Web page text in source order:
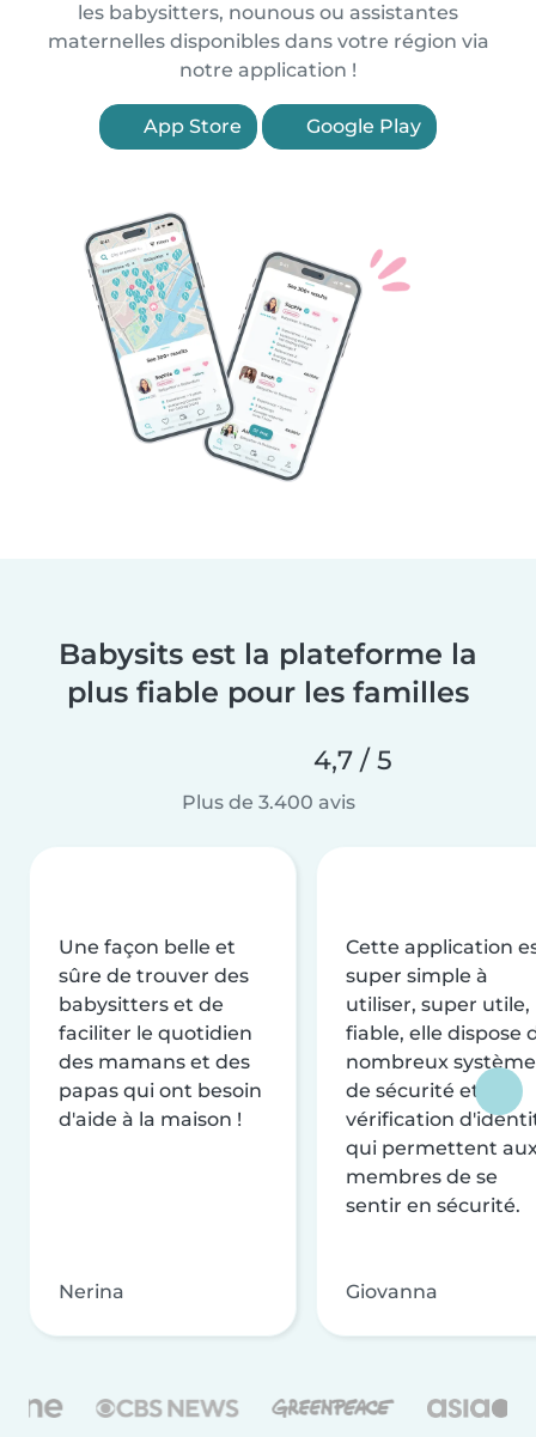
les babysitters, nounous ou assistantes
maternelles disponibles dans votre région via
notre application !
App Store Google Play
Babysits est la plateforme la
plus fiable pour les familles
4,7 / 5
Plus de 3.400 avis
Une façon belle et
sûre de trouver des
babysitters et de
faciliter le quotidien
des mamans et des
papas qui ont besoin
d'aide à la maison !
Nerina
Cette application
super simple à
utiliser, super utile,
fiable, elle dispose
nombreux
de sécurité et de
vérification
qui permettent
membres de se
sentir en sécurité.
Giovanna